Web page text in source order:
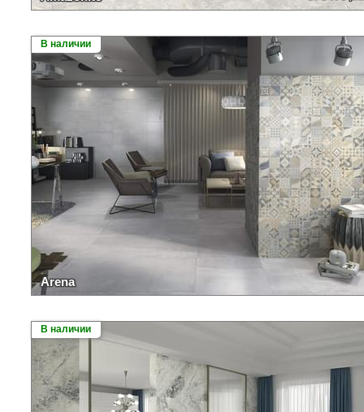
В наличии
Arena
В наличии